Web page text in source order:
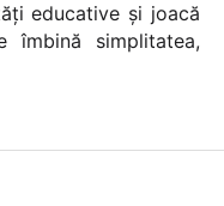
educative și joacă
îmbină simplitatea,